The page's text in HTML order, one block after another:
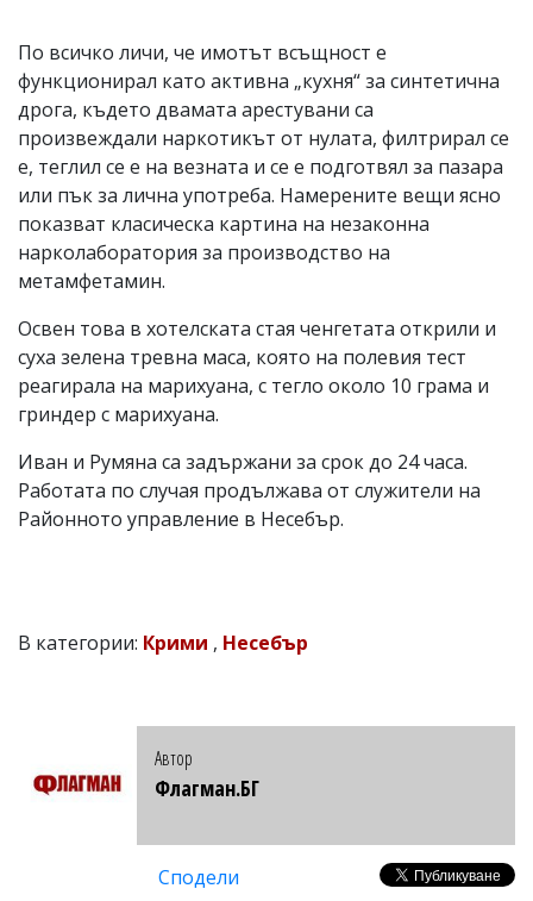
По всичко личи, че имотът всъщност е
функционирал като активна „кухня“ за синтетична
дрога, където двамата арестувани са
произвеждали наркотикът от нулата, филтрирал се
е, теглил се е на везната и се е подготвял за пазара
или пък за лична употреба. Намерените вещи ясно
показват класическа картина на незаконна
нарколаборатория за производство на
метамфетамин.
Освен това в хотелската стая ченгетата открили и
суха зелена тревна маса, която на полевия тест
реагирала на марихуана, с тегло около 10 грама и
гриндер с марихуана.
Иван и Румяна са задържани за срок до 24 часа.
Работата по случая продължава от служители на
Районното управление в Несебър.
В категории: Крими , Несебър
Автор
Флагман.БГ
Сподели